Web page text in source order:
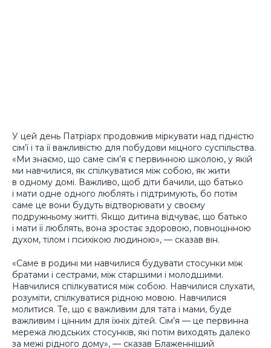
У цей день Патріарх продовжив міркувати над гідністю
сім’ї і та її важливістю для побудови міцного суспільства.
«Ми знаємо, що саме сім’я є первинною школою, у якій
ми навчилися, як спілкуватися між собою, як жити
в одному домі. Важливо, щоб діти бачили, що батько
і мати одне одного люблять і підтримують, бо потім
саме це вони будуть відтворювати у своєму
подружньому житті. Якщо дитина відчуває, що батько
і мати її люблять, вона зростає здоровою, повноцінною
духом, тілом і психікою людиною», — сказав він.
«Саме в родині ми навчилися будувати стосунки між
братами і сестрами, між старшими і молодшими.
Навчилися спілкуватися між собою. Навчилися слухати,
розуміти, спілкуватися рідною мовою. Навчилися
молитися. Те, що є важливим для тата і мами, буде
важливим і цінним для їхніх дітей. Сім’я — це первинна
мережа людських стосунків, які потім виходять далеко
за межі рідного дому», — сказав Блаженніший